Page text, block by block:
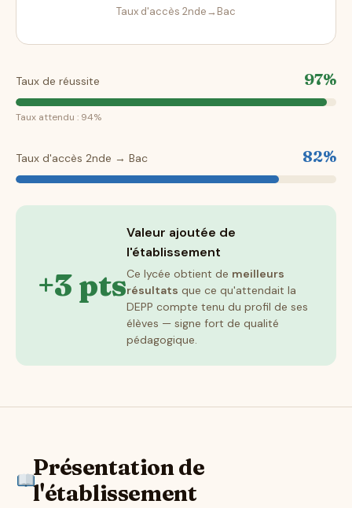
Taux d'accès 2nde→Bac
Taux de réussite 97%
Taux attendu : 94%
Taux d'accès 2nde → Bac 82%
+3 pts
Valeur ajoutée de
l'établissement
Ce lycée obtient de meilleurs
résultats que ce qu'attendait la
DEPP compte tenu du profil de ses
élèves — signe fort de qualité
pédagogique.
Présentation de
l'établissement